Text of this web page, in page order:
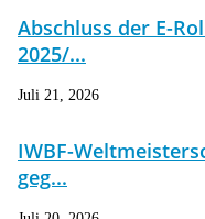
Abschluss der E-
2025/...
Juli 21, 2026
IWBF-
geg...